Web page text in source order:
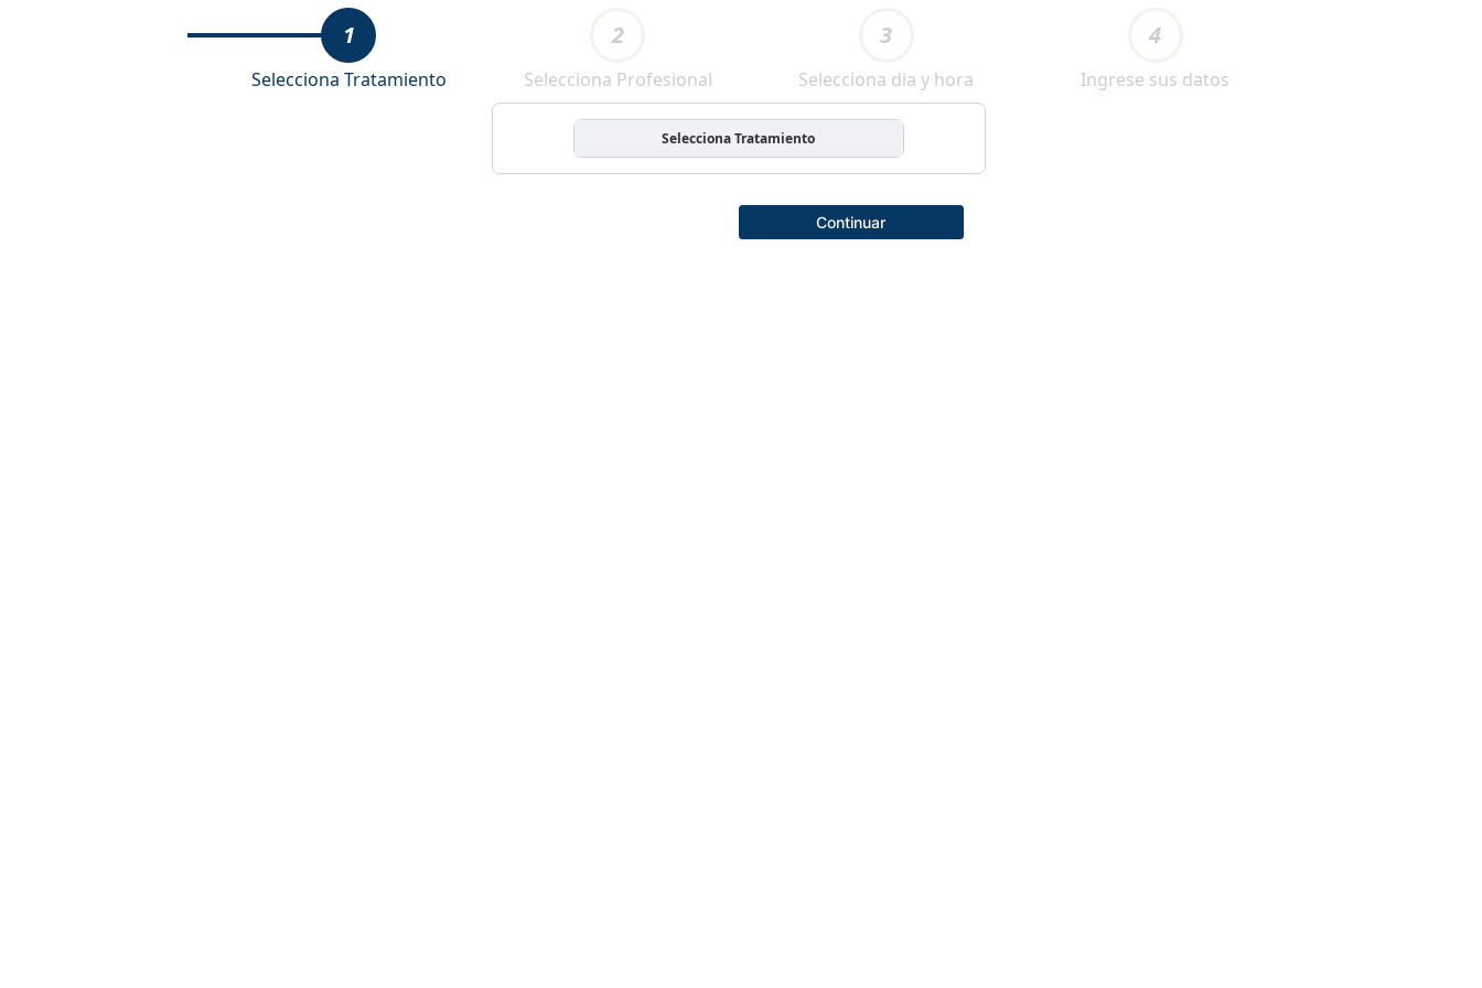
1
Selecciona Tratamiento
2
Selecciona Profesional
3
Selecciona dia y hora
4
Ingrese sus datos
Selecciona Tratamiento
Continuar